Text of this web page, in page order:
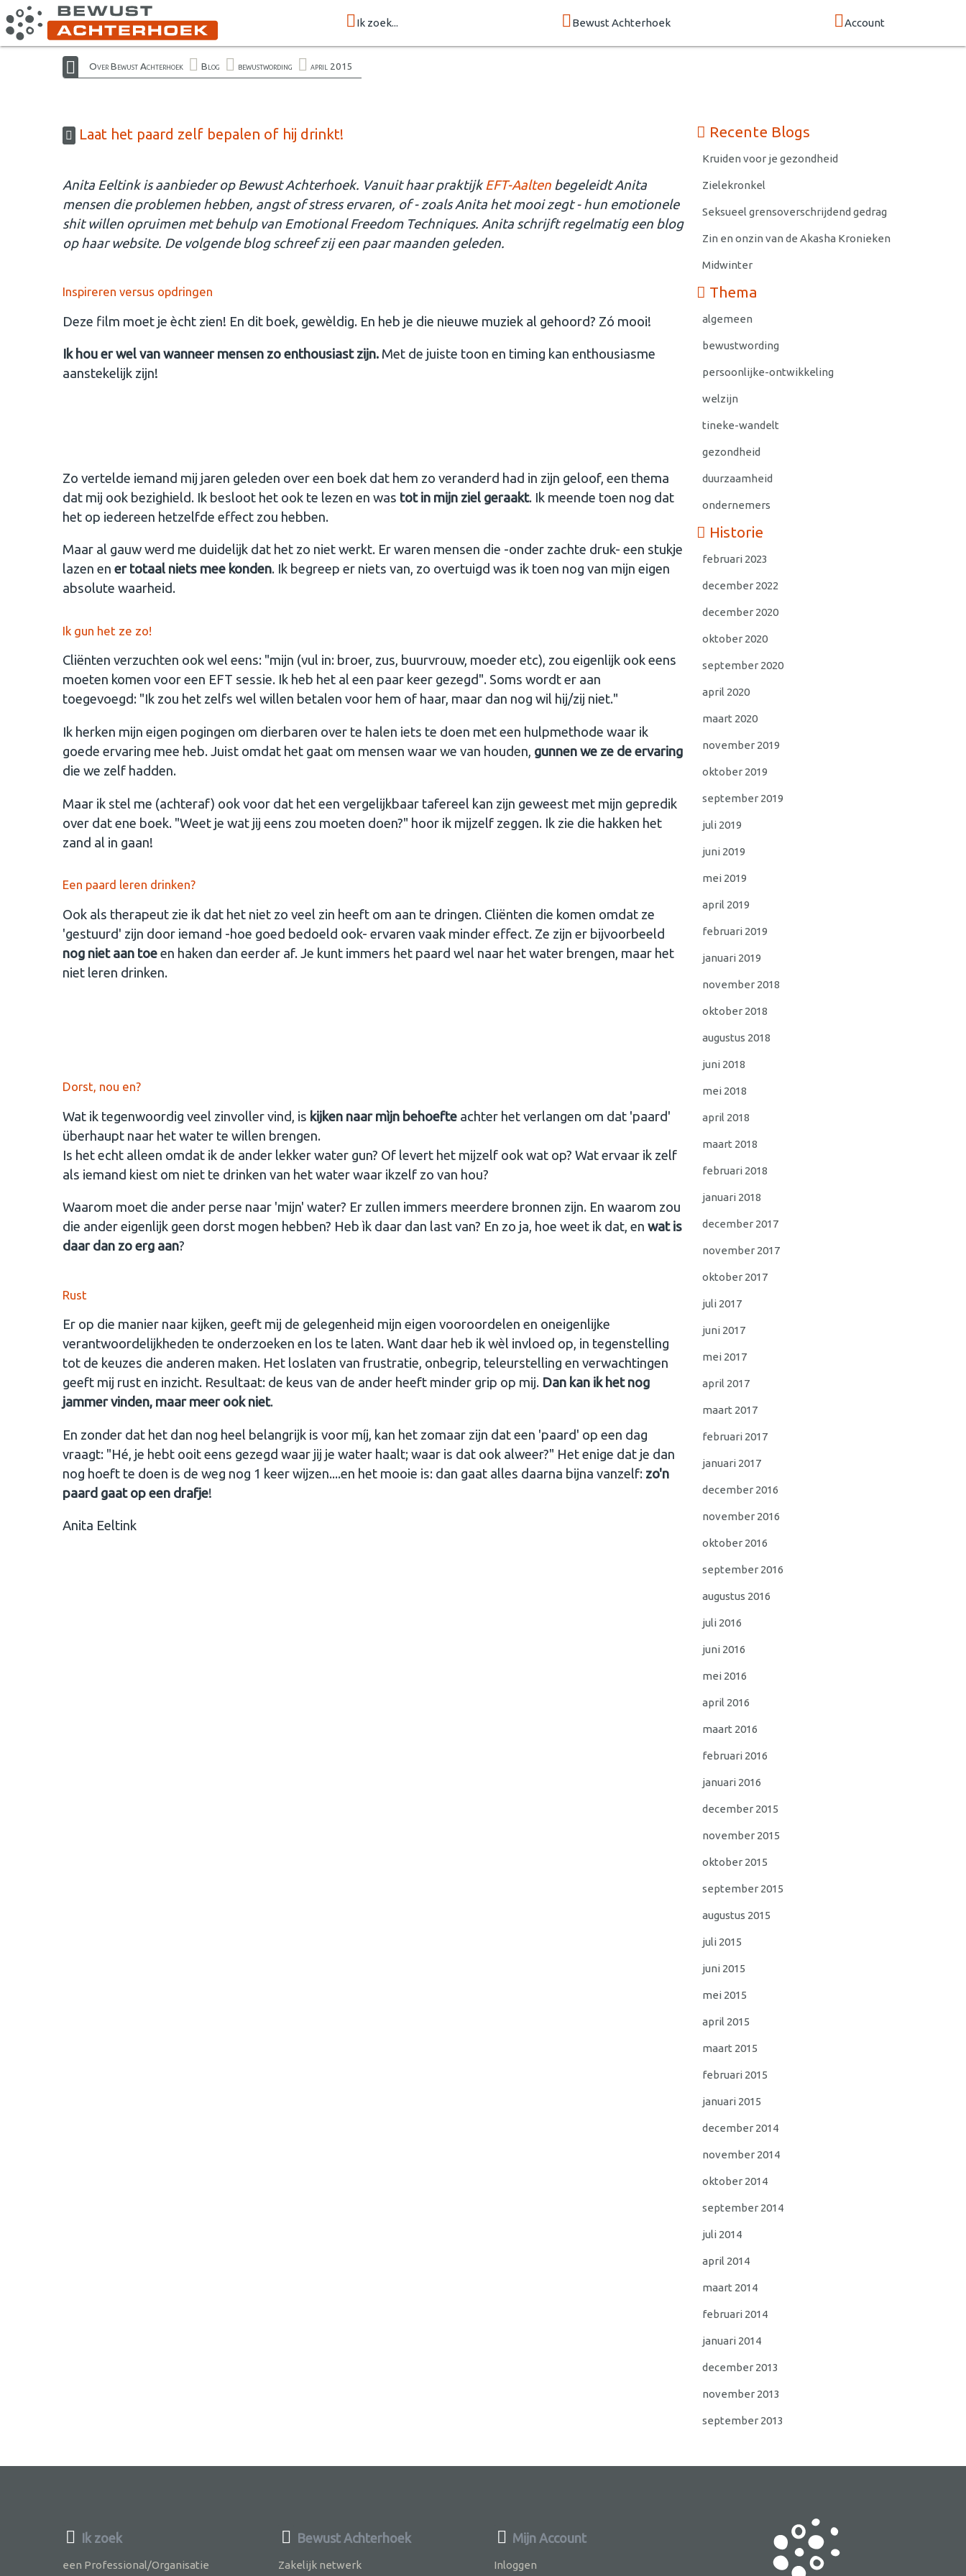
Ik zoek... Bewust Achterhoek Account
Over Bewust Achterhoek Blog bewustwording april 2015
Laat het paard zelf bepalen of hij drinkt!
Anita Eeltink is aanbieder op Bewust Achterhoek. Vanuit haar praktijk EFT-Aalten begeleidt Anita
mensen die problemen hebben, angst of stress ervaren, of - zoals Anita het mooi zegt - hun emotionele
shit willen opruimen met behulp van Emotional Freedom Techniques. Anita schrijft regelmatig een blog
op haar website. De volgende blog schreef zij een paar maanden geleden.
Inspireren versus opdringen
Deze film moet je ècht zien! En dit boek, gewèldig. En heb je die nieuwe muziek al gehoord? Zó mooi!
Ik hou er wel van wanneer mensen zo enthousiast zijn. Met de juiste toon en timing kan enthousiasme
aanstekelijk zijn!
Zo vertelde iemand mij jaren geleden over een boek dat hem zo veranderd had in zijn geloof, een thema
dat mij ook bezighield. Ik besloot het ook te lezen en was tot in mijn ziel geraakt. Ik meende toen nog dat
het op iedereen hetzelfde effect zou hebben.
Maar al gauw werd me duidelijk dat het zo niet werkt. Er waren mensen die -onder zachte druk- een stukje
lazen en er totaal niets mee konden. Ik begreep er niets van, zo overtuigd was ik toen nog van mijn eigen
absolute waarheid.
Ik gun het ze zo!
Cliënten verzuchten ook wel eens: "mijn (vul in: broer, zus, buurvrouw, moeder etc), zou eigenlijk ook eens
moeten komen voor een EFT sessie. Ik heb het al een paar keer gezegd". Soms wordt er aan
toegevoegd: "Ik zou het zelfs wel willen betalen voor hem of haar, maar dan nog wil hij/zij niet."
Ik herken mijn eigen pogingen om dierbaren over te halen iets te doen met een hulpmethode waar ik
goede ervaring mee heb. Juist omdat het gaat om mensen waar we van houden, gunnen we ze de ervaring
die we zelf hadden.
Maar ik stel me (achteraf) ook voor dat het een vergelijkbaar tafereel kan zijn geweest met mijn gepredik
over dat ene boek. "Weet je wat jij eens zou moeten doen?" hoor ik mijzelf zeggen. Ik zie die hakken het
zand al in gaan!
Een paard leren drinken?
Ook als therapeut zie ik dat het niet zo veel zin heeft om aan te dringen. Cliënten die komen omdat ze
'gestuurd' zijn door iemand -hoe goed bedoeld ook- ervaren vaak minder effect. Ze zijn er bijvoorbeeld
nog niet aan toeen haken dan eerder af. Je kunt immers het paard wel naar het water brengen, maar het
niet leren drinken.
Dorst, nou en?
Wat ik tegenwoordig veel zinvoller vind, is kijken naar mìjn behoefte achter het verlangen om dat 'paard'
überhaupt naar het water te willen brengen.
Is het echt alleen omdat ik de ander lekker water gun? Of levert het mijzelf ook wat op? Wat ervaar ik zelf
als iemand kiest om niet te drinken van het water waar ikzelf zo van hou?
Waarom moet die ander perse naar 'mijn' water? Er zullen immers meerdere bronnen zijn. En waarom zou
die ander eigenlijk geen dorst mogen hebben? Heb ìk daar dan last van? En zo ja, hoe weet ik dat, en wat is
daar dan zo erg aan?
Rust
Er op die manier naar kijken, geeft mij de gelegenheid mijn eigen vooroordelen en oneigenlijke
verantwoordelijkheden te onderzoeken en los te laten. Want daar heb ik wèl invloed op, in tegenstelling
tot de keuzes die anderen maken. Het loslaten van frustratie, onbegrip, teleurstelling en verwachtingen
geeft mij rust en inzicht. Resultaat: de keus van de ander heeft minder grip op mij. Dan kan ik het nog
jammer vinden, maar meer ook niet.
En zonder dat het dan nog heel belangrijk is voor míj, kan het zomaar zijn dat een 'paard' op een dag
vraagt: "Hé, je hebt ooit eens gezegd waar jij je water haalt; waar is dat ook alweer?" Het enige dat je dan
nog hoeft te doen is de weg nog 1 keer wijzen....en het mooie is: dan gaat alles daarna bijna vanzelf: zo'n
paard gaat op een drafje!
Anita Eeltink
Recente Blogs
Kruiden voor je gezondheid
Zielekronkel
Seksueel grensoverschrijdend gedrag
Zin en onzin van de Akasha Kronieken
Midwinter
Thema
algemeen
bewustwording
persoonlijke-ontwikkeling
welzijn
tineke-wandelt
gezondheid
duurzaamheid
ondernemers
Historie
februari 2023
december 2022
december 2020
oktober 2020
september 2020
april 2020
maart 2020
november 2019
oktober 2019
september 2019
juli 2019
juni 2019
mei 2019
april 2019
februari 2019
januari 2019
november 2018
oktober 2018
augustus 2018
juni 2018
mei 2018
april 2018
maart 2018
februari 2018
januari 2018
december 2017
november 2017
oktober 2017
juli 2017
juni 2017
mei 2017
april 2017
maart 2017
februari 2017
januari 2017
december 2016
november 2016
oktober 2016
september 2016
augustus 2016
juli 2016
juni 2016
mei 2016
april 2016
maart 2016
februari 2016
januari 2016
december 2015
november 2015
oktober 2015
september 2015
augustus 2015
juli 2015
juni 2015
mei 2015
april 2015
maart 2015
februari 2015
januari 2015
december 2014
november 2014
oktober 2014
september 2014
juli 2014
april 2014
maart 2014
februari 2014
januari 2014
december 2013
november 2013
september 2013
Ik zoek
een Professional/Organisatie
Bewust Achterhoek
Zakelijk netwerk
Mijn Account
Inloggen